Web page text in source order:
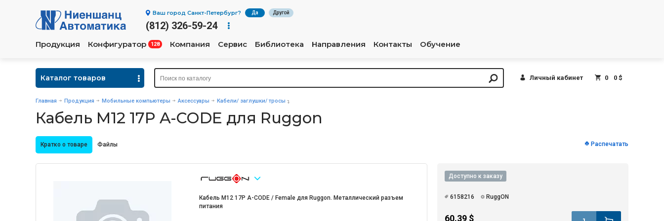
Ваш город Санкт-Петербург? Да Другой
(812) 326-59-24
Продукция Конфигуратор 128 Компания Сервис Библиотека Направления Контакты Обучение
Каталог товаров Личный кабинет 0 0 $
Главная Продукция Мобильные компьютеры Аксессуары Кабели/ заглушки/ тросы
Кабель M12 17P A-CODE для Ruggon
Кратко о товаре Файлы Распечатать
Доступно к заказу
6158216 RuggON
60.39 $
Кабель M12 17P A-CODE / Female для Ruggon. Металлический разъем
питания